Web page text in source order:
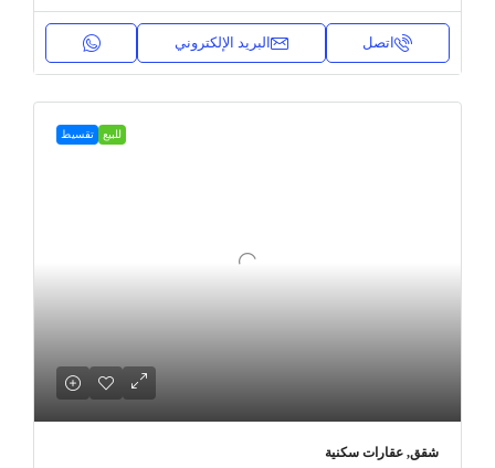
اتصل البريد الإلكتروني
للبيع تقسيط
شقق, عقارات سكنية